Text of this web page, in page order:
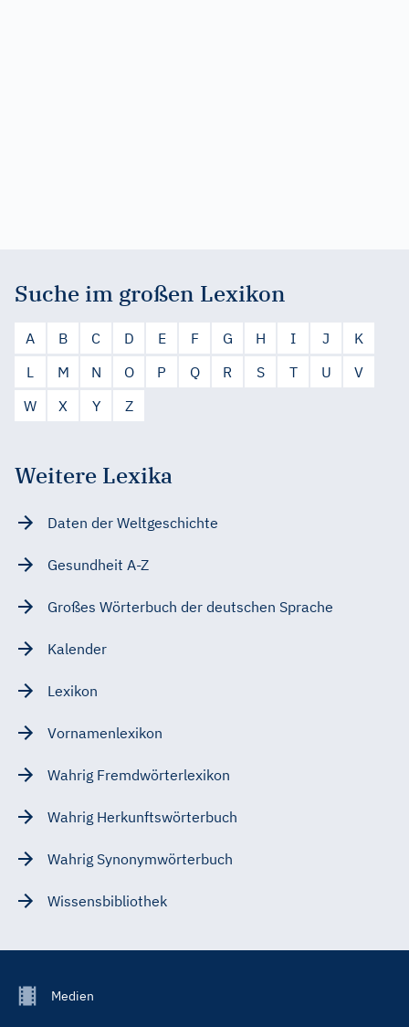
Suche im großen Lexikon
A B C D E F G H I J
K
L
M N O P Q R S T U
V
W
X Y Z
Weitere Lexika
Daten der Weltgeschichte
Gesundheit A-Z
Großes Wörterbuch der deutschen Sprache
Kalender
Lexikon
Vornamenlexikon
Wahrig Fremdwörterlexikon
Wahrig Herkunftswörterbuch
Wahrig Synonymwörterbuch
Wissensbibliothek
FooterMedien